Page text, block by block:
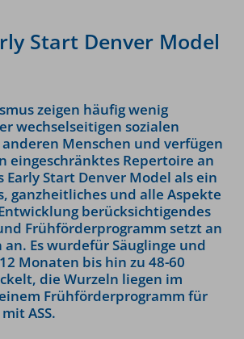
Start Denver Model
zeigen häufig wenig
wechselseitigen sozialen
Menschen und verfügen
eingeschränktes Repertoire an
Start Denver Model als ein
ganzheitliches und alle Aspekte
berücksichtigendes
Frühförderprogramm setzt an
Es wurdefür Säuglinge und
Monaten bis hin zu 48-60
die Wurzeln liegen im
Frühförderprogramm für
ASS.